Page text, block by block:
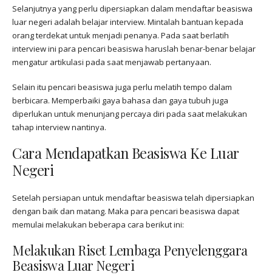
Selanjutnya yang perlu dipersiapkan dalam mendaftar beasiswa
luar negeri adalah belajar interview. Mintalah bantuan kepada
orang terdekat untuk menjadi penanya. Pada saat berlatih
interview ini para pencari beasiswa haruslah benar-benar belajar
mengatur artikulasi pada saat menjawab pertanyaan.
Selain itu pencari beasiswa juga perlu melatih tempo dalam
berbicara. Memperbaiki gaya bahasa dan gaya tubuh juga
diperlukan untuk menunjang percaya diri pada saat melakukan
tahap interview nantinya.
Cara Mendapatkan Beasiswa Ke Luar
Negeri
Setelah persiapan untuk mendaftar beasiswa telah dipersiapkan
dengan baik dan matang. Maka para pencari beasiswa dapat
memulai melakukan beberapa cara berikut ini:
Melakukan Riset Lembaga Penyelenggara
Beasiswa Luar Negeri